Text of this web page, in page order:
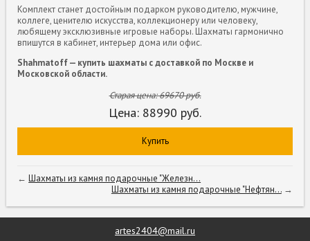
Комплект станет достойным подарком руководителю, мужчине,
коллеге, ценителю искусства, коллекционеру или человеку,
любящему эксклюзивные игровые наборы. Шахматы гармонично
впишутся в кабинет, интерьер дома или офис.
Shahmatoff — купить шахматы с доставкой по Москве и
Московской области.
Старая цена:69670руб.
Цена: 88990 руб.
Купить
←Шахматы из камня подарочные "Железн...
Шахматы из камня подарочные "Нефтян...→
artes2404@mail.ru